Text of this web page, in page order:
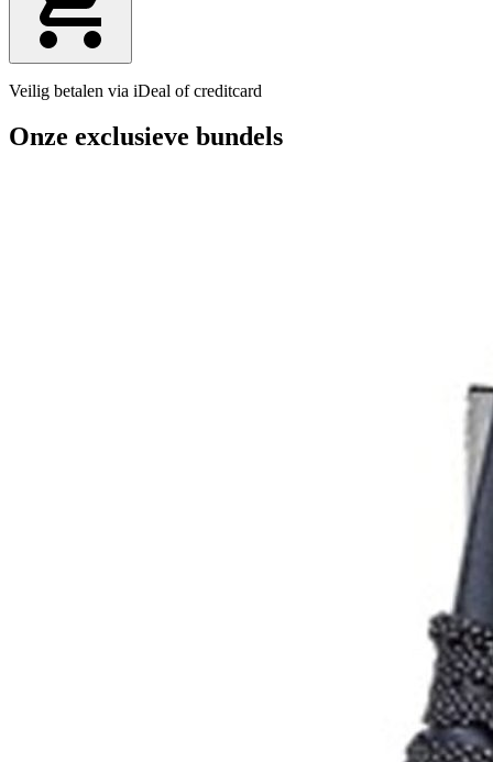
Veilig betalen via iDeal of creditcard
Onze exclusieve bundels